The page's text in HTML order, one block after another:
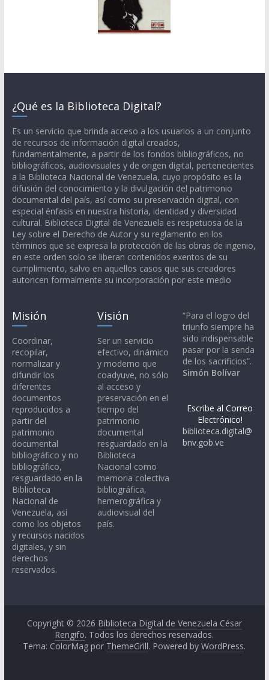
¿Qué es la Biblioteca Digital?
Es un servicio que brinda acceso a los usuarios a un conjunto
de recursos de información digital creados,
fundamentalmente, a partir de los fondos bibliográficos, no
bibliográficos, audiovisuales y de origen digital, pertenecientes
a la Biblioteca Nacional de Venezuela, cuyo propósito es la
difusión del conocimiento y la divulgación del patrimonio
documental del país, así como su preservación digital, con
especial énfasis en nuestra historia, identidad y diversidad
cultural. Biblioteca Digital de Venezuela es respetuosa de la
Ley sobre el Derecho de Autor y su reglamento en los
términos que se expresa la protección de las obras de ingenio,
en este orden solo se liberan contenidos exentos de su
cumplimiento, salvo en aquellos casos que sus creadores
autoricen formalmente su incorporación por este medio
Misión
Coordinar,
recopilar,
normalizar y
difundir los
diferentes
documentos
reproducidos a
partir del
patrimonio
documental
bibliográfico y no
bibliográfico,
resguardado en la
Biblioteca
Nacional de
Venezuela, así
como los objetos
y recursos nacidos
digitales, y sin
derechos
reservados.
Visión
Ser un servicio
efectivo, dinámico
y moderno que
coadyuve, no sólo
al acceso y
preservación en el
tiempo del
patrimonio
documental
resguardado en la
Biblioteca
Nacional como
memoria colectiva
bibliográfica,
hemerográfica y
audiovisual del
país.
“Para el logro del
triunfo siempre ha
sido indispensable
pasar por la senda
de los sacrificios”.
Simón Bolívar
Escribe al Correo
Electrónico!
biblioteca.digital@
bnv.gob.ve
Copyright © 2026 Biblioteca Digital de Venezuela César
Rengifo. Todos los derechos reservados.
Tema: ColorMag por ThemeGrill. Powered byWordPress.